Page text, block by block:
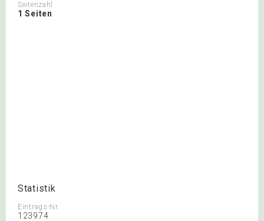
Seitenzahl
1 Seiten
Statistik
Eintrags-Nr.
123974